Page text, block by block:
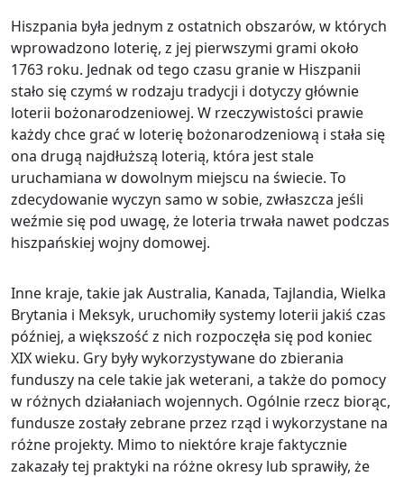
Hiszpania była jednym z ostatnich obszarów, w których
wprowadzono loterię, z jej pierwszymi grami około
1763 roku. Jednak od tego czasu granie w Hiszpanii
stało się czymś w rodzaju tradycji i dotyczy głównie
loterii bożonarodzeniowej. W rzeczywistości prawie
każdy chce grać w loterię bożonarodzeniową i stała się
ona drugą najdłuższą loterią, która jest stale
uruchamiana w dowolnym miejscu na świecie. To
zdecydowanie wyczyn samo w sobie, zwłaszcza jeśli
weźmie się pod uwagę, że loteria trwała nawet podczas
hiszpańskiej wojny domowej.
Inne kraje, takie jak Australia, Kanada, Tajlandia, Wielka
Brytania i Meksyk, uruchomiły systemy loterii jakiś czas
później, a większość z nich rozpoczęła się pod koniec
XIX wieku. Gry były wykorzystywane do zbierania
funduszy na cele takie jak weterani, a także do pomocy
w różnych działaniach wojennych. Ogólnie rzecz biorąc,
fundusze zostały zebrane przez rząd i wykorzystane na
różne projekty. Mimo to niektóre kraje faktycznie
zakazały tej praktyki na różne okresy lub sprawiły, że